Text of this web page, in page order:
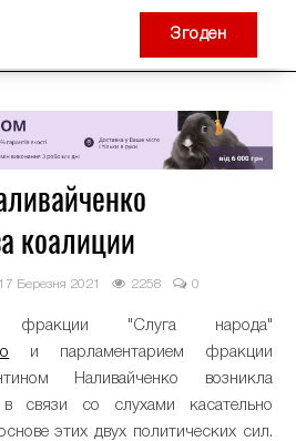
коалиции
Березня 2021 2258 0
фракции "Слуга народа"
и парламентарием фракции
Наливайченко возникла
в связи со слухами касательно
этих двух политических сил.
Згоден